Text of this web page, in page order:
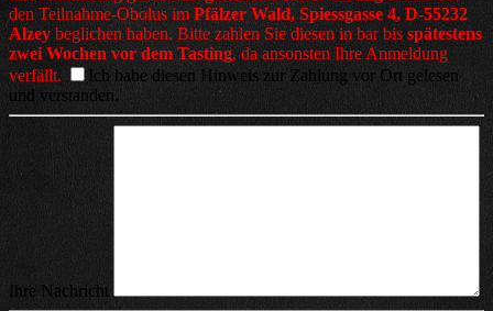
den Teilnahme-Obolus im Pfälzer Wald, Spiessgasse 4, D-55232
Alzey beglichen haben. Bitte zahlen Sie diesen in bar bis spätestens
zwei Wochen vor dem Tasting, da ansonsten Ihre Anmeldung
verfällt.
Ich habe diesen Hinweis zur Zahlung vor Ort gelesen
und verstanden.
Ihre Nachricht